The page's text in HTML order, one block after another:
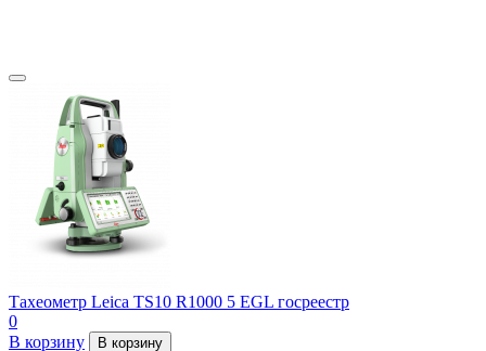
Тахеометр Leica TS10 R1000 5 EGL госреестр
0
В корзину
В корзину